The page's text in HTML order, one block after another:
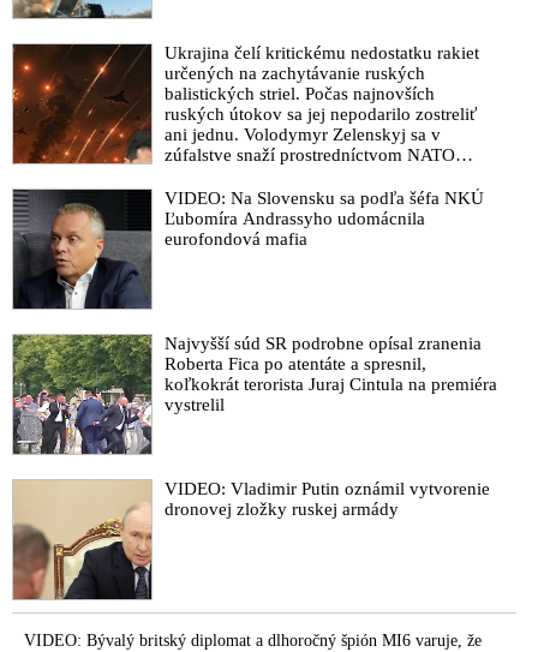
Ukrajina čelí kritickému nedostatku rakiet
určených na zachytávanie ruských
balistických striel. Počas najnovších
ruských útokov sa jej nepodarilo zostreliť
ani jednu. Volodymyr Zelenskyj sa v
zúfalstve snaží prostredníctvom NATO
VIDEO: Na Slovensku sa podľa šéfa NKÚ
Ľubomíra Andrassyho udomácnila
eurofondová mafia
Najvyšší súd SR podrobne opísal zranenia
Roberta Fica po atentáte a spresnil,
koľkokrát terorista Juraj Cintula na premiéra
vystrelil
VIDEO: Vladimir Putin oznámil vytvorenie
dronovej zložky ruskej armády
VIDEO: Bývalý britský diplomat a dlhoročný špión MI6 varuje, že